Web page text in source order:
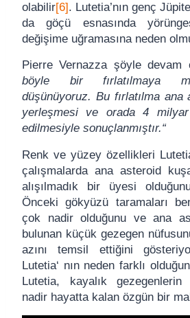
olabilir[6]. Lutetia’nın genç
da göçü esnasında
değişime uğramasına neden
Pierre Vernazza şöyle devam
böyle bir fırlatılmaya
düşünüyoruz. Bu fırlatılma ana
yerleşmesi ve orada 4 milyar
edilmesiyle sonuçlanmıştır.“
Renk ve yüzey özellikleri
çalışmalarda ana asteroid
alışılmadık bir üyesi
Önceki gökyüzü taramaları
çok nadir olduğunu ve ana
bulunan küçük gezegen
azını temsil ettiğini
Lutetia‘ nın neden farklı
Lutetia, kayalık
nadir hayatta kalan özgün bir